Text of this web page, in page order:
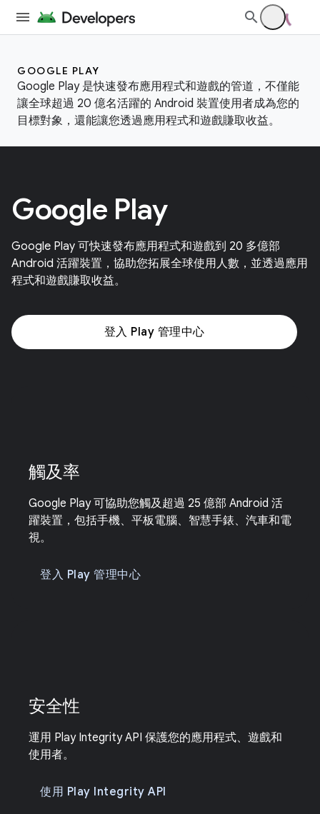
GOOGLE PLAY
Google Play 是快速發布應用程式和遊戲的管道，不僅能
讓全球超過 20 億名活躍的 Android 裝置使用者成為您的
目標對象，還能讓您透過應用程式和遊戲賺取收益。
Google Play
Google Play 可快速發布應用程式和遊戲到 20 多億部
Android 活躍裝置，協助您拓展全球使用人數，並透過應用
程式和遊戲賺取收益。
登入 Play 管理中心
觸及率
Google Play 可協助您觸及超過 25 億部 Android 活
躍裝置，包括手機、平板電腦、智慧手錶、汽車和電
視。
登入 Play 管理中心
安全性
運用 Play Integrity API 保護您的應用程式、遊戲和
使用者。
使用 Play Integrity API